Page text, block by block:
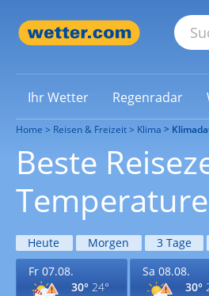
Ihr Wetter Regenradar
Home Reisen & Freizeit Klima
Beste
Heute Morgen 3 Tage
Fr 07.08.
30° 24°
Sa 08.08.
30°